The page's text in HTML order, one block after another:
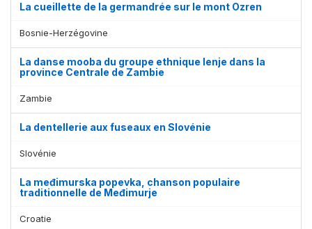
La cueillette de la germandrée sur le mont Ozren
Bosnie-Herzégovine
La danse mooba du groupe ethnique lenje dans la
province Centrale de Zambie
Zambie
La dentellerie aux fuseaux en Slovénie
Slovénie
La međimurska popevka, chanson populaire
traditionnelle de Međimurje
Croatie